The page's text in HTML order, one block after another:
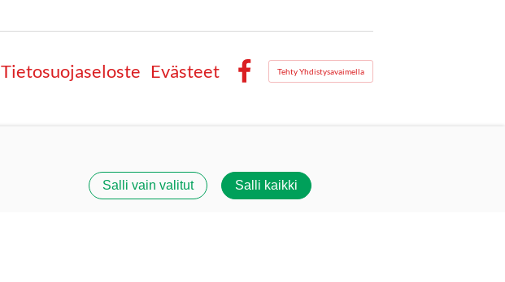
Tietosuojaseloste Evästeet
Tehty Yhdistysavaimella
Salli vain valitut Salli kaikki